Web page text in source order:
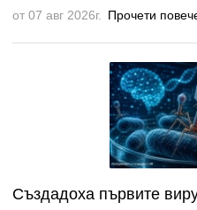
от 07 авг 2026г. Прочети
Създадоха първите